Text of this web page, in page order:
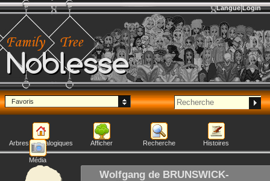
Noblesse
Langue Login
Favoris
Arbres généalogiques Afficher Recherche Histoires
Média
Wolfgang de BRUNSWICK-